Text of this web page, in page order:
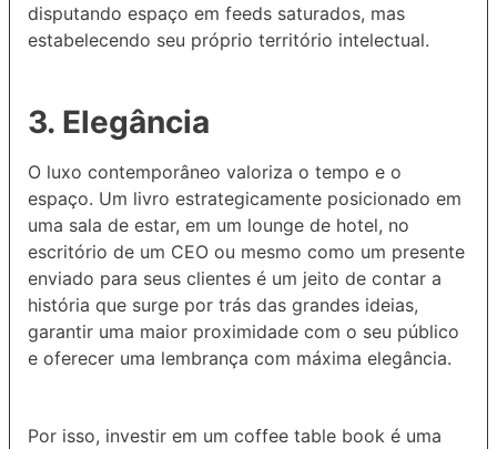
disputando espaço em feeds saturados, mas
estabelecendo seu próprio território intelectual.
3. Elegância
O luxo contemporâneo valoriza o tempo e o
espaço. Um livro estrategicamente posicionado em
uma sala de estar, em um lounge de hotel, no
escritório de um CEO ou mesmo como um presente
enviado para seus clientes é um jeito de contar a
história que surge por trás das grandes ideias,
garantir uma maior proximidade com o seu público
e oferecer uma lembrança com máxima elegância.
Por isso, investir em um coffee table book é uma